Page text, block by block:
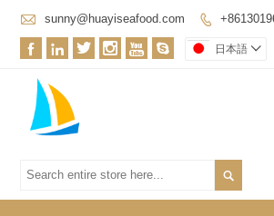
 sunny@huayiseafood.com 
      日本語 
